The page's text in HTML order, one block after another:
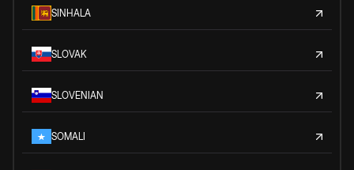
SINHALA
SLOVAK
SLOVENIAN
SOMALI